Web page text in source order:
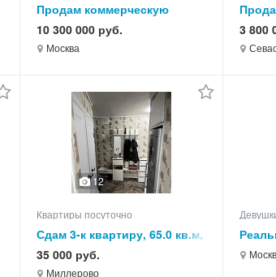
Продам коммерческую
недвижимость
10 300 000 руб.
Москва
3 800
12
Квартиры посуточно
Сдам 3-к квартиру, 65.0 кв.м,
этаж 5 из 5
35 000 руб.
Миллерово